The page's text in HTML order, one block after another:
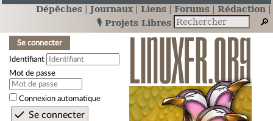
Dépêches Journaux Liens Forums
Rédaction
🎙️ Projets Libres
Se connecter
Identifiant
Mot de passe
Connexion automatique